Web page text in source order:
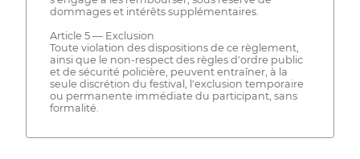
dommages et intérêts supplémentaires.
Article 5 — Exclusion
Toute violation des dispositions de ce règlement,
ainsi que le non-respect des règles d'ordre public
et de sécurité policière, peuvent entraîner, à la
seule discrétion du festival, l'exclusion temporaire
ou permanente immédiate du participant, sans
formalité.